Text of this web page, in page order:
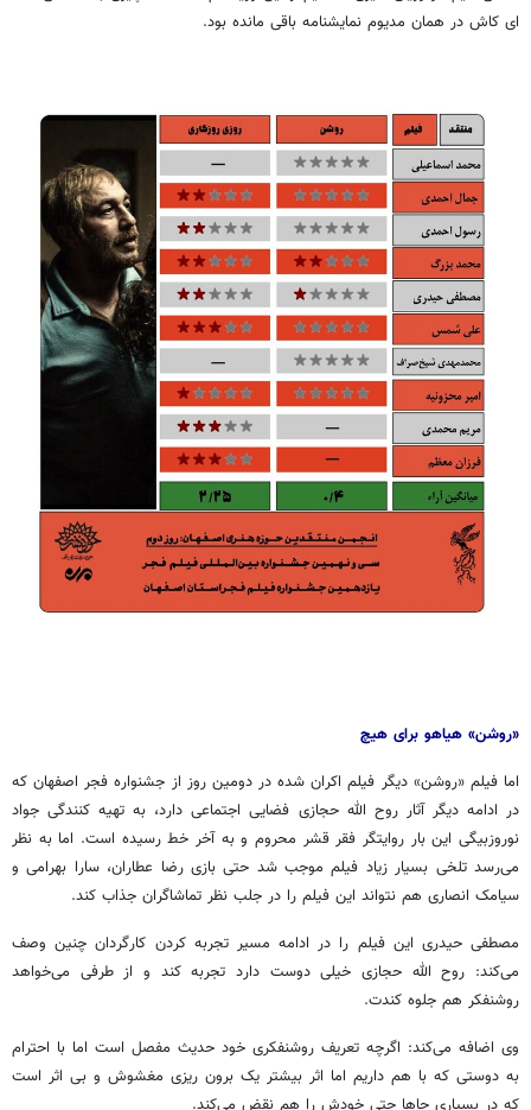
ای کاش در همان مدیوم نمایشنامه باقی مانده بود.
«روشن» هیاهو برای هیچ
اما فیلم «روشن» دیگر فیلم اکران شده در دومین روز از جشنواره فجر اصفهان که
در ادامه دیگر آثار روح الله حجازی فضایی اجتماعی دارد، به تهیه کنندگی جواد
نوروزبیگی این بار روایتگر فقر قشر محروم و به آخر خط رسیده است. اما به نظر
می‌رسد تلخی بسیار زیاد فیلم موجب شد حتی بازی رضا عطاران، سارا بهرامی و
سیامک انصاری هم نتواند این فیلم را در جلب نظر تماشاگران جذاب کند.
مصطفی حیدری این فیلم را در ادامه مسیر تجربه کردن کارگردان چنین وصف
می‌کند: روح الله حجازی خیلی دوست دارد تجربه کند و از طرفی می‌خواهد
روشنفکر هم جلوه کندت.
وی اضافه می‌کند: اگرچه تعریف روشنفکری خود حدیث مفصل است اما با احترام
به دوستی که با هم داریم اما اثر بیشتر یک برون ریزی مغشوش و بی اثر است
که در بسیاری جاها حتی خودش را هم نقض می‌کند.